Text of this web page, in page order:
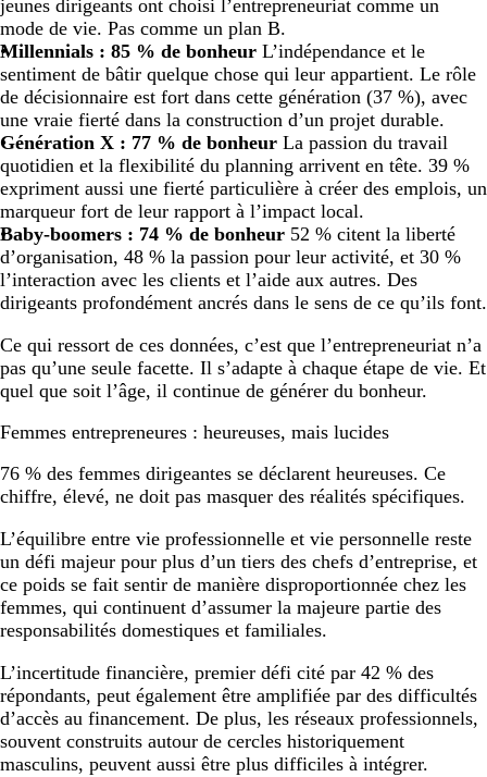
jeunes dirigeants ont choisi l’entrepreneuriat comme un
mode de vie. Pas comme un plan B.
Millennials : 85 % de bonheur L’indépendance et le
sentiment de bâtir quelque chose qui leur appartient. Le rôle
de décisionnaire est fort dans cette génération (37 %), avec
une vraie fierté dans la construction d’un projet durable.
Génération X : 77 % de bonheur La passion du travail
quotidien et la flexibilité du planning arrivent en tête. 39 %
expriment aussi une fierté particulière à créer des emplois, un
marqueur fort de leur rapport à l’impact local.
Baby-boomers : 74 % de bonheur 52 % citent la liberté
d’organisation, 48 % la passion pour leur activité, et 30 %
l’interaction avec les clients et l’aide aux autres. Des
dirigeants profondément ancrés dans le sens de ce qu’ils font.
Ce qui ressort de ces données, c’est que l’entrepreneuriat n’a
pas qu’une seule facette. Il s’adapte à chaque étape de vie. Et
quel que soit l’âge, il continue de générer du bonheur.
Femmes entrepreneures : heureuses, mais lucides
76 % des femmes dirigeantes se déclarent heureuses. Ce
chiffre, élevé, ne doit pas masquer des réalités spécifiques.
L’équilibre entre vie professionnelle et vie personnelle reste
un défi majeur pour plus d’un tiers des chefs d’entreprise, et
ce poids se fait sentir de manière disproportionnée chez les
femmes, qui continuent d’assumer la majeure partie des
responsabilités domestiques et familiales.
L’incertitude financière, premier défi cité par 42 % des
répondants, peut également être amplifiée par des difficultés
d’accès au financement. De plus, les réseaux professionnels,
souvent construits autour de cercles historiquement
masculins, peuvent aussi être plus difficiles à intégrer.